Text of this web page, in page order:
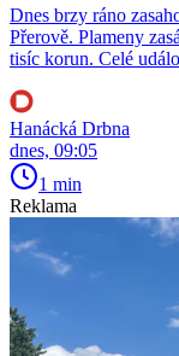
Dnes brzy ráno
Přerově. Plameny
tisíc korun. Celé
Hanácká Drbna
dnes, 09:05
1 min
Reklama